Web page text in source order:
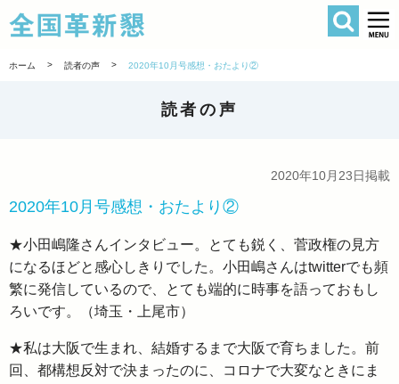
全国革新懇
検索
ホーム > 読者の声 > 2020年10月号感想・おたより②
読者の声
2020年10月23日掲載
2020年10月号感想・おたより②
★小田嶋隆さんインタビュー。とても鋭く、菅政権の見方
になるほどと感心しきりでした。小田嶋さんはtwitterでも頻
繁に発信しているので、とても端的に時事を語っておもし
ろいです。（埼玉・上尾市）
★私は大阪で生まれ、結婚するまで大阪で育ちました。前
回、都構想反対で決まったのに、コロナで大変なときにま